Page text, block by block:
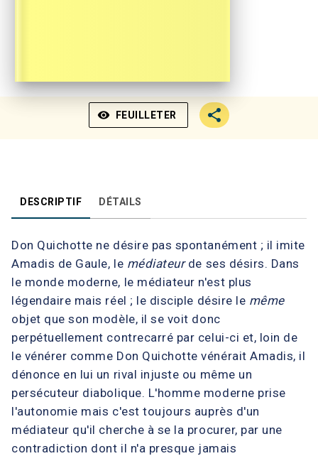
visibility FEUILLETER
DESCRIPTIF DÉTAILS
Don Quichotte ne désire pas spontanément ; il imite
Amadis de Gaule, le médiateurde ses désirs. Dans
le monde moderne, le médiateur n'est plus
légendaire mais réel ; le disciple désire le même
objet que son modèle, il se voit donc
perpétuellement contrecarré par celui-ci et, loin de
le vénérer comme Don Quichotte vénérait Amadis, il
dénonce en lui un rival injuste ou même un
persécuteur diabolique. L'homme moderne prise
l'autonomie mais c'est toujours auprès d'un
médiateur qu'il cherche à se la procurer, par une
contradiction dont il n'a presque jamais